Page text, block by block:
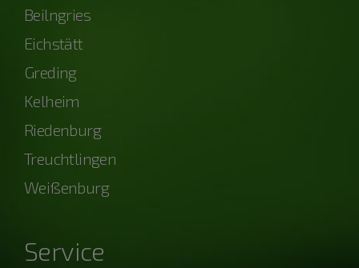
Beilngries
Eichstätt
Greding
Kelheim
Riedenburg
Treuchtlingen
Weißenburg
Service